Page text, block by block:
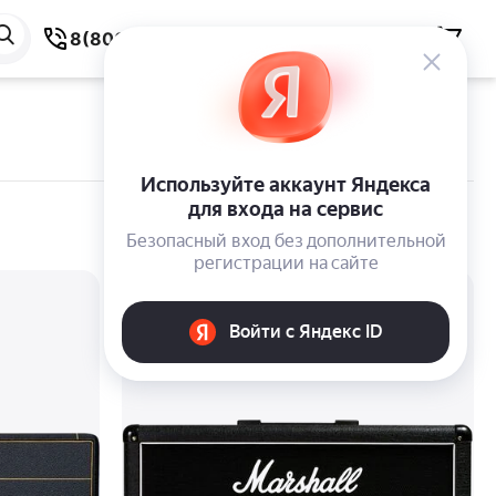
8(800) 550-59-38